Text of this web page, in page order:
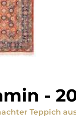
-
Teppich